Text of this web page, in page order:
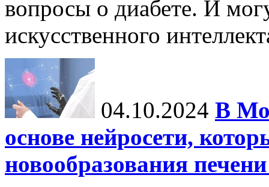
вопросы о диабете. И
искусственного
04.10.2024 В
основе нейросети,
новообразования